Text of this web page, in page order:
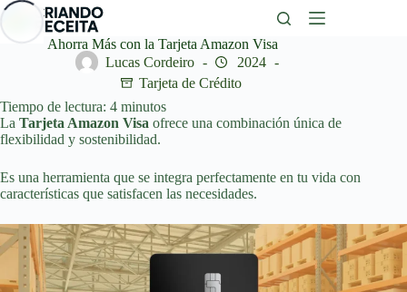
Saltar
contenidoAhorra Más con la Tarjeta Amazon Visa
Lucas Cordeiro
2024
Tarjeta de Crédito
Tiempo de lectura: 4 minutos
La Tarjeta Amazon Visa ofrece una combinación única de
flexibilidad y sostenibilidad.
Es una herramienta que se integra perfectamente en tu vida con
características que satisfacen las necesidades.